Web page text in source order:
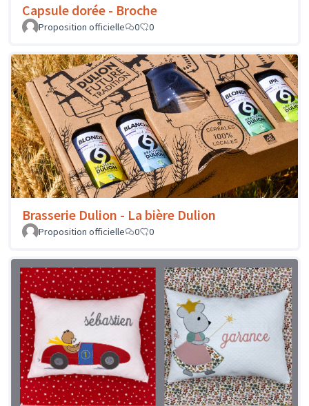
Capsule dorée - Broche
Proposition officielle 0 0
Brasserie Dulion - La bière Dulion
Proposition officielle 0 0